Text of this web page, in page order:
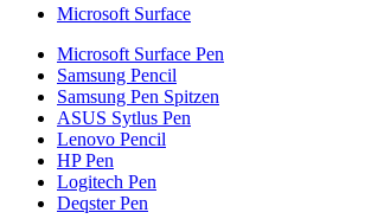
Microsoft Surface
Microsoft Surface Pen
Samsung Pencil
Samsung Pen Spitzen
ASUS Sytlus Pen
Lenovo Pencil
HP Pen
Logitech Pen
Deqster Pen